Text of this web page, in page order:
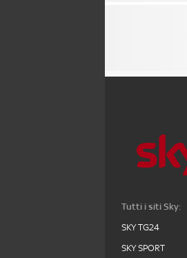
Tutti i siti Sky:
SKY TG24
SKY SPORT